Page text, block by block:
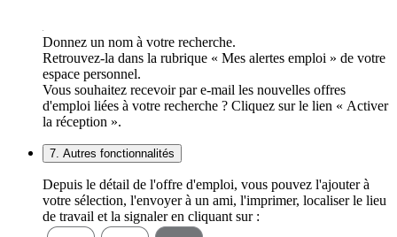
Donnez un nom à votre recherche.
Retrouvez-la dans la rubrique « Mes alertes emploi » de votre
espace personnel.
Vous souhaitez recevoir par e-mail les nouvelles offres
d'emploi liées à votre recherche ? Cliquez sur le lien « Activer
la réception ».
7. Autres fonctionnalités
Depuis le détail de l'offre d'emploi, vous pouvez l'ajouter à
votre sélection, l'envoyer à un ami, l'imprimer, localiser le lieu
de travail et la signaler en cliquant sur :